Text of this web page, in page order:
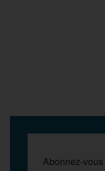
Abonnez-